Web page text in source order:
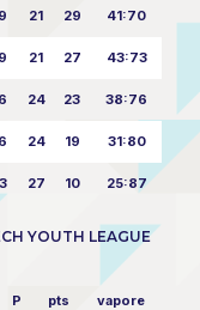
9 21 29 41:70
9 21 27 43:73
6 24 23 38:76
6 24 19 31:80
3 27 10 25:87
YOUTH LEAGUE
P pts vapore